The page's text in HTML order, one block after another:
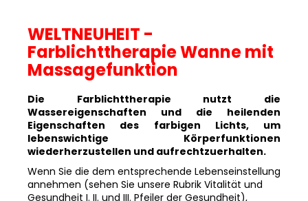
WELTNEUHEIT -
Farblichttherapie Wanne mit
Massagefunktion
Die Farblichttherapie nutzt die
Wassereigenschaften und die heilenden
Eigenschaften des farbigen Lichts, um
lebenswichtige Körperfunktionen
wiederherzustellen und aufrechtzuerhalten.
Wenn Sie die dem entsprechende Lebenseinstellung
annehmen (sehen Sie unsere Rubrik Vitalität und
Gesundheit I. II. und III. Pfeiler der Gesundheit),